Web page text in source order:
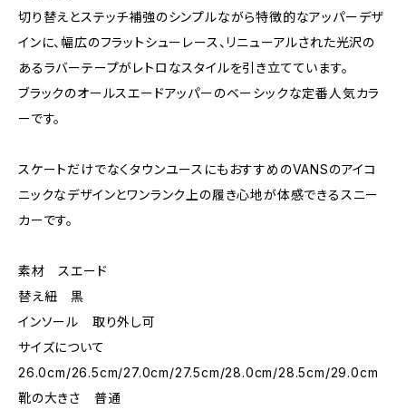
切り替えとステッチ補強のシンプルながら特徴的なアッパーデザ
インに、幅広のフラットシューレース、リニューアルされた光沢の
あるラバーテープがレトロなスタイルを引き立てています。
ブラックのオールスエードアッパーのベーシックな定番人気カラ
ーです。
スケートだけでなくタウンユースにもおすすめのVANSのアイコ
ニックなデザインとワンランク上の履き心地が体感できるスニー
カーです。
素材 スエード
替え紐 黒
インソール 取り外し可
サイズについて
26.0cm/26.5cm/27.0cm/27.5cm/28.0cm/28.5cm/29.0cm
靴の大きさ 普通